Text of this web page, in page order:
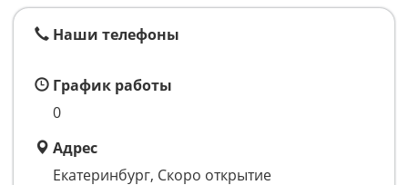
Наши телефоны
График работы
0
Адрес
Екатеринбург, Скоро открытие